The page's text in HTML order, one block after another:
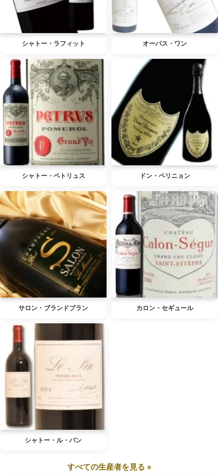
シャトー・ラフィット オーパス・ワン
シャトー・ペトリュス ドン・ペリニョン
サロン・ブランドブラン カロン・セギュール
シャトー・ル・パン
すべての生産者を見る »